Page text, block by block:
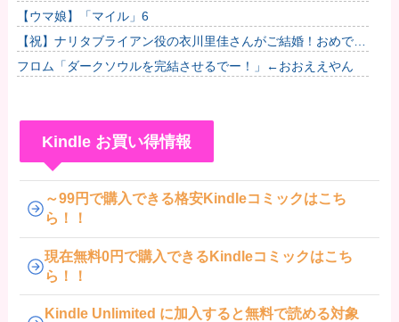
【ウマ娘】「マイル」6
【祝】ナリタブライアン役の衣川里佳さんがご結婚！おめでと
うございます！
フロム「ダークソウルを完結させるでー！」←おおええやん
Kindle お買い得情報
～99円で購入できる格安Kindleコミックはこち
ら！！
現在無料0円で購入できるKindleコミックはこち
ら！！
Kindle Unlimited に加入すると無料で読める対象